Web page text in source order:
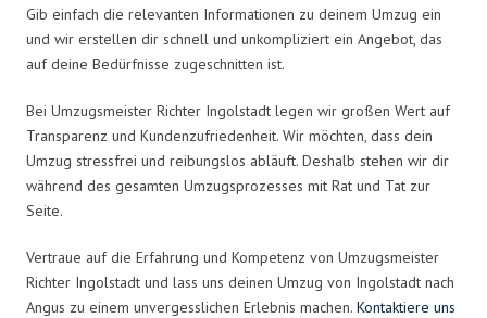
Gib einfach die relevanten Informationen zu deinem Umzug ein
und wir erstellen dir schnell und unkompliziert ein Angebot, das
auf deine Bedürfnisse zugeschnitten ist.
Bei Umzugsmeister Richter Ingolstadt legen wir großen Wert auf
Transparenz und Kundenzufriedenheit. Wir möchten, dass dein
Umzug stressfrei und reibungslos abläuft. Deshalb stehen wir dir
während des gesamten Umzugsprozesses mit Rat und Tat zur
Seite.
Vertraue auf die Erfahrung und Kompetenz von Umzugsmeister
Richter Ingolstadt und lass uns deinen Umzug von Ingolstadt nach
Angus zu einem unvergesslichen Erlebnis machen. Kontaktiere uns